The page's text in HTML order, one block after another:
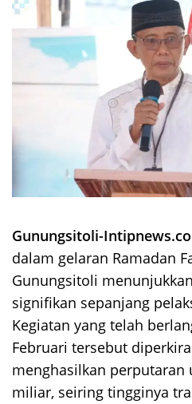
Gunungsitoli-
dalam gelaran Ramadan
Gunungsitoli
signifikan sepanjang
Kegiatan yang telah
Februari tersebut
menghasilkan perputaran
miliar, seiring tingginya